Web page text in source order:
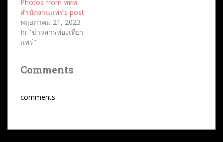
Photos from ททท.
สำนักงานแพร่’s post
พฤษภาคม 21, 2023
In "ข่าวสารท่องเที่ยว
แพร่"
Comments
comments